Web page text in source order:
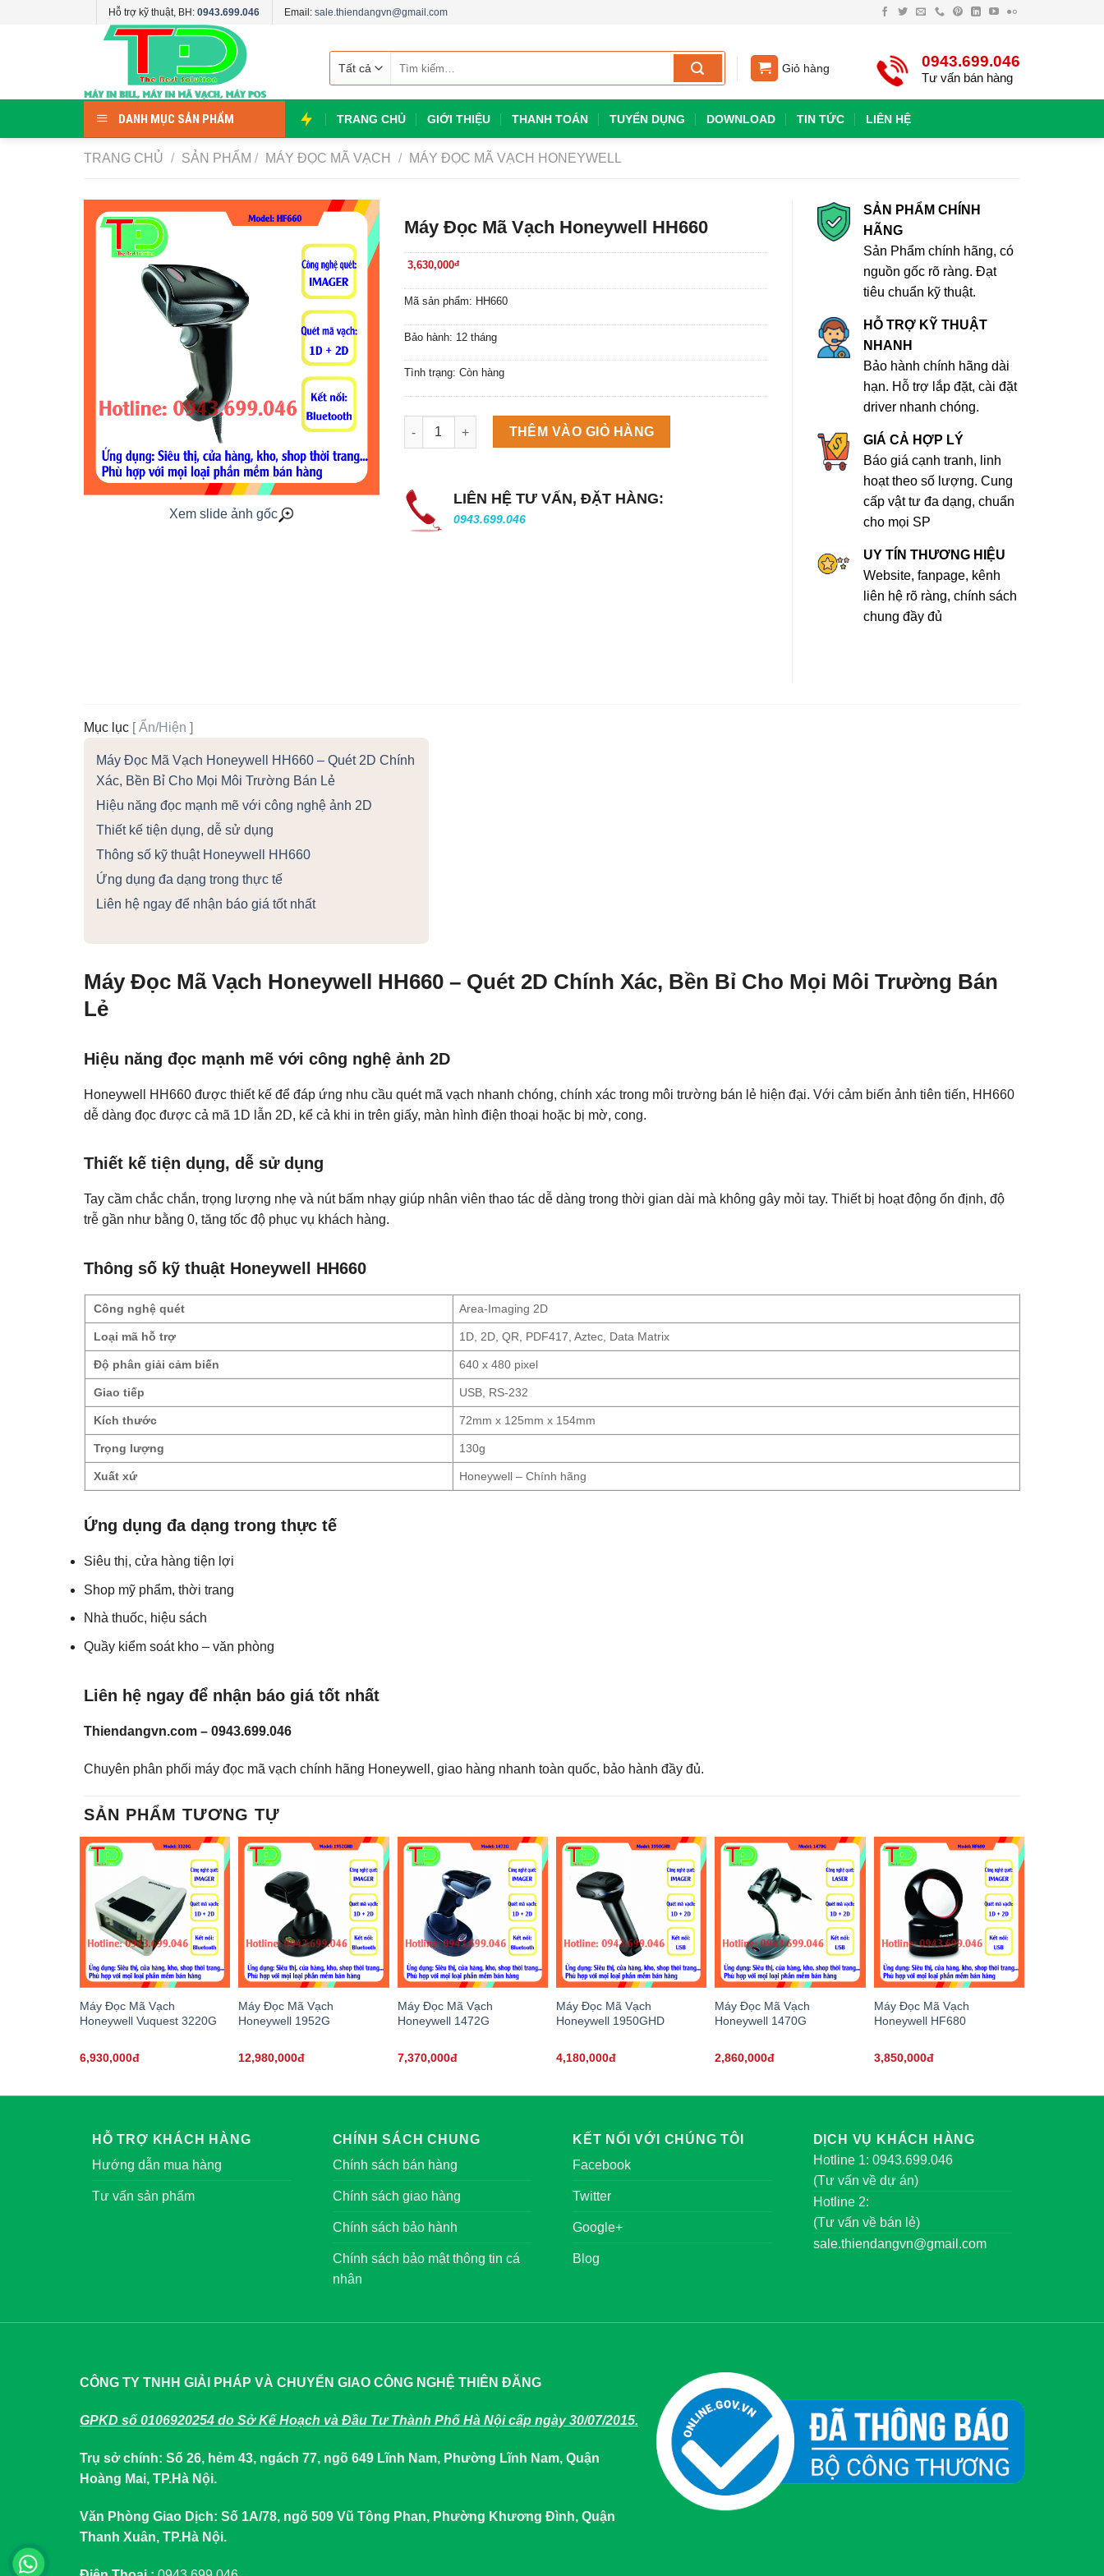
Hỗ trợ kỹ thuật, BH: 0943.699.046 Email: sale.thiendangvn@gmail.com
kiếm:
Giỏ hàng 0943.699.046
Tư vấn bán hàng
DANH MỤC SẢN PHẨM TRANG CHỦ GIỚI THIỆU THANH TOÁN TUYỂN DỤNG DOWNLOAD TIN TỨC LIÊN HỆ
TRANG CHỦ / SẢN PHẨM / MÁY ĐỌC MÃ VẠCH / MÁY ĐỌC MÃ VẠCH HONEYWELL
Xem slide ảnh gốc
Máy Đọc Mã Vạch Honeywell HH660
3,630,000đ
Mã sản phẩm: HH660
Bảo hành: 12 tháng
Tình trạng: Còn hàng
Máy làm đá viên Scotsman NW458AS số lượng
THÊM VÀO GIỎ HÀNG
LIÊN HỆ TƯ VẤN, ĐẶT HÀNG:
0943.699.046
SẢN PHẨM CHÍNH
HÃNG
Sản Phẩm chính hãng, có
nguồn gốc rõ ràng. Đạt
tiêu chuẩn kỹ thuật.
HỖ TRỢ KỸ THUẬT
NHANH
Bảo hành chính hãng dài
hạn. Hỗ trợ lắp đặt, cài đặt
driver nhanh chóng.
GIÁ CẢ HỢP LÝ
Báo giá cạnh tranh, linh
hoạt theo số lượng. Cung
cấp vật tư đa dạng, chuẩn
cho mọi SP
UY TÍN THƯƠNG HIỆU
Website, fanpage, kênh
liên hệ rõ ràng, chính sách
chung đầy đủ
Mục lục [Ẩn/Hiện ]
Máy Đọc Mã Vạch Honeywell HH660 – Quét 2D Chính
Xác, Bền Bỉ Cho Mọi Môi Trường Bán Lẻ
Hiệu năng đọc mạnh mẽ với công nghệ ảnh 2D
Thiết kế tiện dụng, dễ sử dụng
Thông số kỹ thuật Honeywell HH660
Ứng dụng đa dạng trong thực tế
Liên hệ ngay để nhận báo giá tốt nhất
Máy Đọc Mã Vạch Honeywell HH660 – Quét 2D Chính Xác, Bền Bỉ Cho Mọi Môi Trường Bán
Lẻ
Hiệu năng đọc mạnh mẽ với công nghệ ảnh 2D
Honeywell HH660 được thiết kế để đáp ứng nhu cầu quét mã vạch nhanh chóng, chính xác trong môi trường bán lẻ hiện đại. Với cảm biến ảnh tiên tiến, HH660
dễ dàng đọc được cả mã 1D lẫn 2D, kể cả khi in trên giấy, màn hình điện thoại hoặc bị mờ, cong.
Thiết kế tiện dụng, dễ sử dụng
Tay cầm chắc chắn, trọng lượng nhẹ và nút bấm nhạy giúp nhân viên thao tác dễ dàng trong thời gian dài mà không gây mỏi tay. Thiết bị hoạt động ổn định, độ
trễ gần như bằng 0, tăng tốc độ phục vụ khách hàng.
Thông số kỹ thuật Honeywell HH660
Công nghệ quét Area-Imaging 2D
Loại mã hỗ trợ 1D, 2D, QR, PDF417, Aztec, Data Matrix
Độ phân giải cảm biến 640 x 480 pixel
Giao tiếp USB, RS-232
Kích thước 72mm x 125mm x 154mm
Trọng lượng 130g
Xuất xứ Honeywell – Chính hãng
Ứng dụng đa dạng trong thực tế
Siêu thị, cửa hàng tiện lợi
Shop mỹ phẩm, thời trang
Nhà thuốc, hiệu sách
Quầy kiểm soát kho – văn phòng
Liên hệ ngay để nhận báo giá tốt nhất
Thiendangvn.com – 0943.699.046
Chuyên phân phối máy đọc mã vạch chính hãng Honeywell, giao hàng nhanh toàn quốc, bảo hành đầy đủ.
SẢN PHẨM TƯƠNG TỰ
Máy Đọc Mã Vạch
Honeywell Vuquest 3220G
6,930,000đ
Máy Đọc Mã Vạch
Honeywell 1952G
12,980,000đ
Máy Đọc Mã Vạch
Honeywell 1472G
7,370,000đ
Máy Đọc Mã Vạch
Honeywell 1950GHD
4,180,000đ
Máy Đọc Mã Vạch
Honeywell 1470G
2,860,000đ
Máy Đọc Mã Vạch
Honeywell HF680
3,850,000đ
HỖ TRỢ KHÁCH HÀNG
Hướng dẫn mua hàng
Tư vấn sản phẩm
CHÍNH SÁCH CHUNG
Chính sách bán hàng
Chính sách giao hàng
Chính sách bảo hành
Chính sách bảo mật thông tin cá
nhân
KẾT NỐI VỚI CHÚNG TÔI
Facebook
Twitter
Google+
Blog
DỊCH VỤ KHÁCH HÀNG
Hotline 1: 0943.699.046
(Tư vấn về dự án)
Hotline 2:
(Tư vấn về bán lẻ)
sale.thiendangvn@gmail.com
CÔNG TY TNHH GIẢI PHÁP VÀ CHUYỂN GIAO CÔNG NGHỆ THIÊN ĐĂNG
GPKD số 0106920254 do Sở Kế Hoạch và Đầu Tư Thành Phố Hà Nội cấp ngày 30/07/2015.
Trụ sở chính: Số 26, hẻm 43, ngách 77, ngõ 649 Lĩnh Nam, Phường Lĩnh Nam, Quận
Hoàng Mai, TP.Hà Nội.
Văn Phòng Giao Dịch: Số 1A/78, ngõ 509 Vũ Tông Phan, Phường Khương Đình, Quận
Thanh Xuân, TP.Hà Nội.